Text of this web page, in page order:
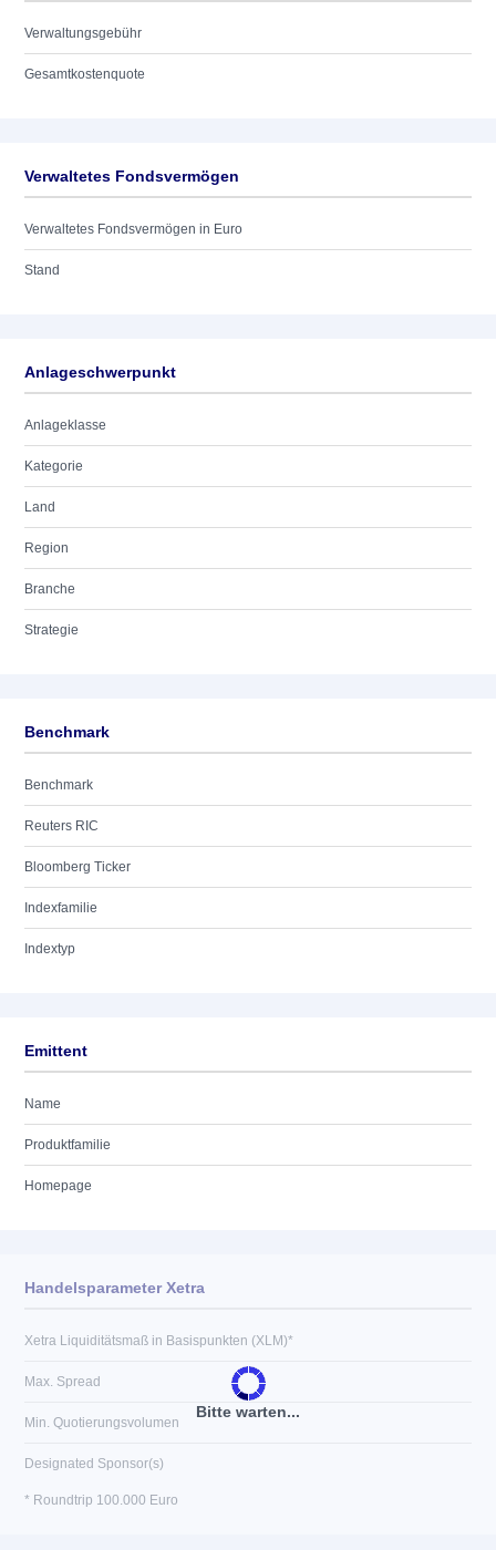
Verwaltungsgebühr
Gesamtkostenquote
Verwaltetes Fondsvermögen
Verwaltetes Fondsvermögen in Euro
Stand
Anlageschwerpunkt
Anlageklasse
Kategorie
Land
Region
Branche
Strategie
Benchmark
Benchmark
Reuters RIC
Bloomberg Ticker
Indexfamilie
Indextyp
Emittent
Name
Produktfamilie
Homepage
Bitte warten...
Handelsparameter Xetra
Xetra Liquiditätsmaß in Basispunkten (XLM)*
Max. Spread
Min. Quotierungsvolumen
Designated Sponsor(s)
* Roundtrip 100.000 Euro